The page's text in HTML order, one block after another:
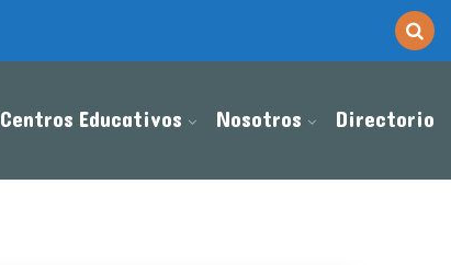
Centros Educativos Nosotros Directorio